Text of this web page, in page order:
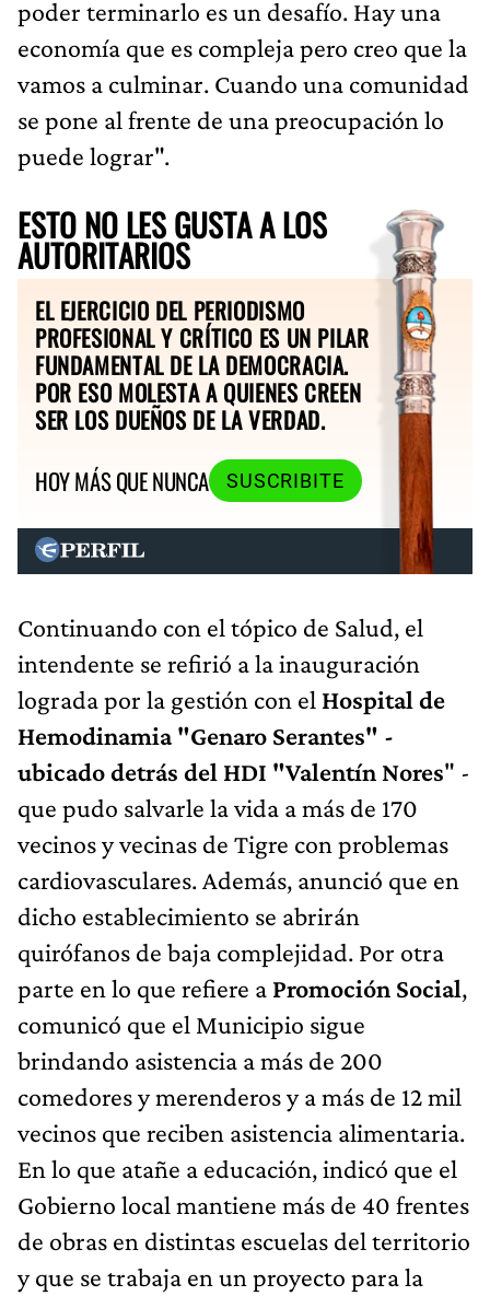
poder terminarlo es un desafío. Hay una
economía que es compleja pero creo que la
vamos a culminar. Cuando una comunidad
se pone al frente de una preocupación lo
puede lograr".
ESTO NO LES GUSTA A LOS
AUTORITARIOS
EL EJERCICIO DEL PERIODISMO
PROFESIONAL Y CRÍTICO ES UN PILAR
FUNDAMENTAL DE LA DEMOCRACIA.
POR ESO MOLESTA A QUIENES CREEN
SER LOS DUEÑOS DE LA VERDAD.
HOY MÁS QUE NUNCA
SUSCRIBITE
Continuando con el tópico de Salud, el
intendente se refirió a la inauguración
lograda por la gestión con el Hospital de
Hemodinamia "Genaro Serantes" -
ubicado detrás del HDI "Valentín Nores" -
que pudo salvarle la vida a más de 170
vecinos y vecinas de Tigre con problemas
cardiovasculares. Además, anunció que en
dicho establecimiento se abrirán
quirófanos de baja complejidad. Por otra
parte en lo que refiere a Promoción Social,
comunicó que el Municipio sigue
brindando asistencia a más de 200
comedores y merenderos y a más de 12 mil
vecinos que reciben asistencia alimentaria.
En lo que atañe a educación, indicó que el
Gobierno local mantiene más de 40 frentes
de obras en distintas escuelas del territorio
y que se trabaja en un proyecto para la